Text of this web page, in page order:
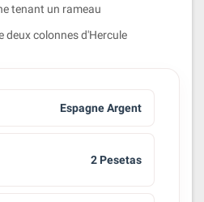
tenant un rameau
deux colonnes d'Hercule
Espagne Argent
2 Pesetas